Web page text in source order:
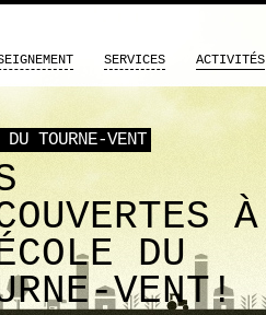
DU TOURNE-VENT
À
DU
VENT!
SERVICES ACTIVITÉS